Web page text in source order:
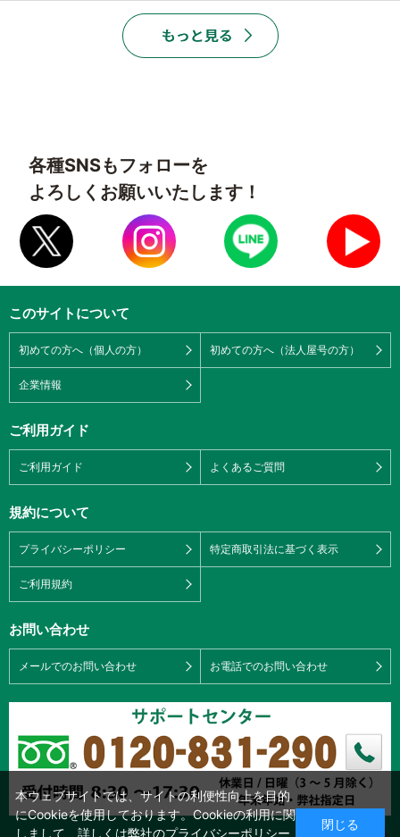
各種SNSもフォローを
よろしくお願いいたします！
このサイトについて
初めての方へ（個人の方） 初めての方へ（法人屋号の方）
企業情報
ご利用ガイド
ご利用ガイド よくあるご質問
規約について
プライバシーポリシー 特定商取引法に基づく表示
ご利用規約
お問い合わせ
メールでのお問い合わせ お電話でのお問い合わせ
本ウェブサイトでは、サイトの利便性向上を目的
にCookieを使用しております。Cookieの利用に関
しまして、詳しくは弊社のプライバシーポリシー
閉じる